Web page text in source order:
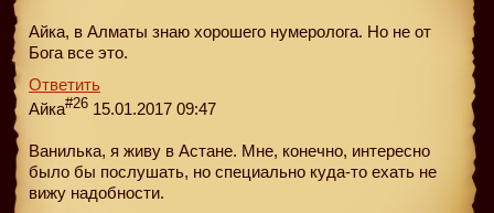
Айка, в Алматы знаю хорошего нумеролога. Но не от
Бога все это.
Ответить
Айка#26 15.01.2017 09:47
Ванилька, я живу в Астане. Мне, конечно, интересно
было бы послушать, но специально куда-то ехать не
вижу надобности.